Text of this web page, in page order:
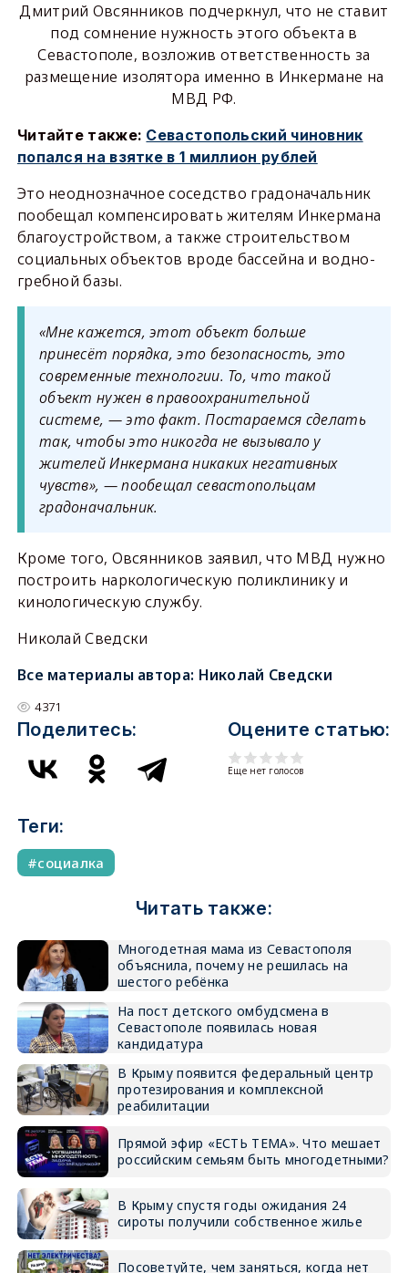
Дмитрий Овсянников подчеркнул, что не ставит
под сомнение нужность этого объекта в
Севастополе, возложив ответственность за
размещение изолятора именно в Инкермане на
МВД РФ.
Читайте также: Севастопольский чиновник
попался на взятке в 1 миллион рублей
Это неоднозначное соседство градоначальник
пообещал компенсировать жителям Инкермана
благоустройством, а также строительством
социальных объектов вроде бассейна и водно-
гребной базы.
«Мне кажется, этот объект больше
принесёт порядка, это безопасность, это
современные технологии. То, что такой
объект нужен в правоохранительной
системе, — это факт. Постараемся сделать
так, чтобы это никогда не вызывало у
жителей Инкермана никаких негативных
чувств», — пообещал севастопольцам
градоначальник.
Кроме того, Овсянников заявил, что МВД нужно
построить наркологическую поликлинику и
кинологическую службу.
Николай Сведски
Все материалы автора: Николай Сведски
4371
Поделитесь: Оцените статью:
Еще нет голосов
Теги:
социалка
Читать также:
Многодетная мама из Севастополя
объяснила, почему не решилась на
шестого ребёнка
На пост детского омбудсмена в
Севастополе появилась новая
кандидатура
В Крыму появится федеральный центр
протезирования и комплексной
реабилитации
Прямой эфир «ЕСТЬ ТЕМА». Что мешает
российским семьям быть многодетными?
В Крыму спустя годы ожидания 24
сироты получили собственное жилье
Посоветуйте, чем заняться, когда нет